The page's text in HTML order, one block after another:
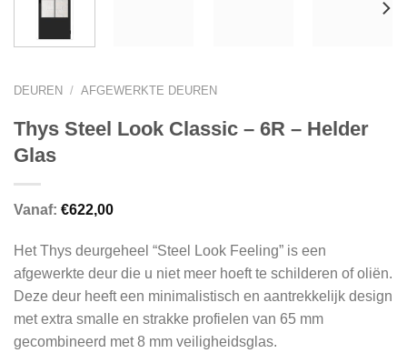
DEUREN / AFGEWERKTE DEUREN
Thys Steel Look Classic – 6R – Helder
Glas
Vanaf: €622,00
Het Thys deurgeheel “Steel Look Feeling” is een
afgewerkte deur die u niet meer hoeft te schilderen of oliën.
Deze deur heeft een minimalistisch en aantrekkelijk design
met extra smalle en strakke profielen van 65 mm
gecombineerd met 8 mm veiligheidsglas.